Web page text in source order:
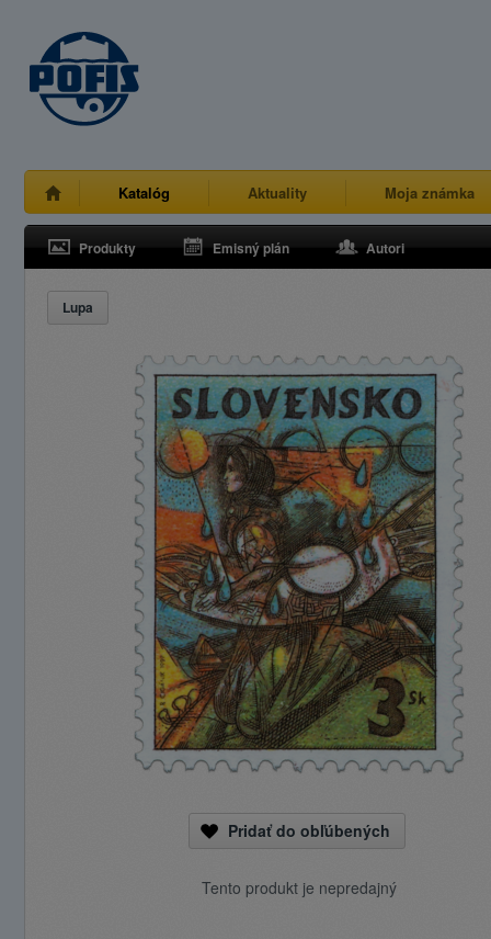
Katalóg Aktuality Moja známka
Produkty Emisný plán Autori
Lupa
Pridať do obľúbených
Tento produkt je nepredajný